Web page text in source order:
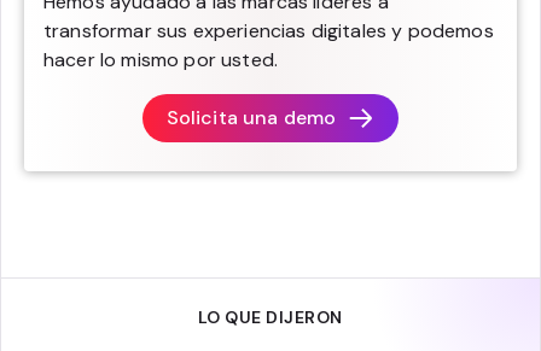
transformar sus experiencias digitales y podemos
hacer lo mismo por usted.
Solicita una demo
LO QUE DIJERON